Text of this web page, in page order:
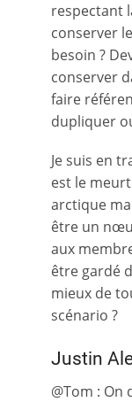
respectant
conserver
besoin ?
conserver
faire
dupliquer
Je suis en
est le
arctique
être un
aux
être gardé
mieux de
scénario ?
Justin
@Tom : On